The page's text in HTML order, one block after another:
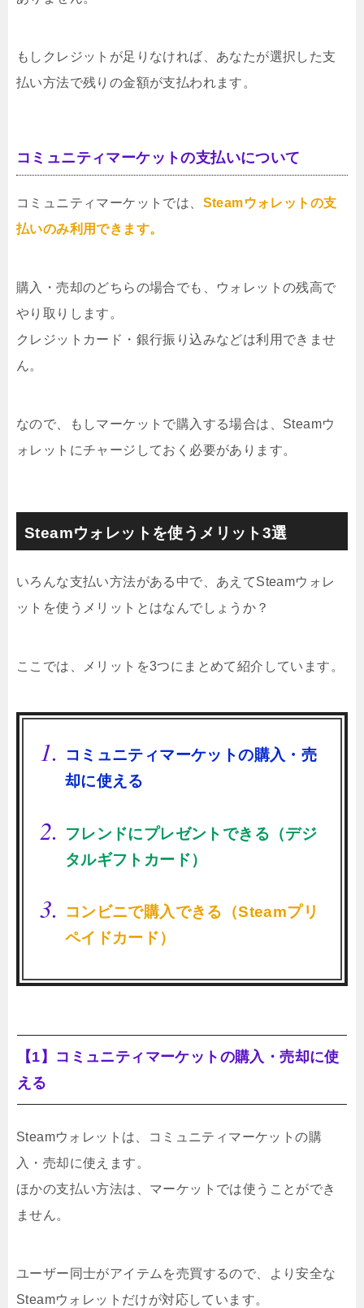
もしクレジットが足りなければ、あなたが選択した支
払い方法で残りの金額が支払われます。
コミュニティマーケットの支払いについて
コミュニティマーケットでは、 Steamウォレットの支
払いのみ利用できます。
購入・売却のどちらの場合でも、ウォレットの残高で
やり取りします。
クレジットカード・銀行振り込みなどは利用できませ
ん。
なので、もしマーケットで購入する場合は、Steamウ
ォレットにチャージしておく必要があります。
Steamウォレットを使うメリット3選
いろんな支払い方法がある中で、あえてSteamウォレ
ットを使うメリットとはなんでしょうか？
ここでは、メリットを3つにまとめて紹介しています。
コミュニティマーケットの購入・売
却に使える
フレンドにプレゼントできる（デジ
タルギフトカード）
コンビニで購入できる（Steamプリ
ペイドカード）
【1】コミュニティマーケットの購入・売却に使
える
Steamウォレットは、コミュニティマーケットの購
入・売却に使えます。
ほかの支払い方法は、マーケットでは使うことができ
ません。
ユーザー同士がアイテムを売買するので、より安全な
Steamウォレットだけが対応しています。